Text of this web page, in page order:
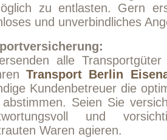
Planung ihres Transports
Sie bares Geld wert sein. Dies
einen anderen Kunden zu
für die Rückfahrt nutzt.
wir natürlich an Sie weiter.
lassen sich unter
dass sich zwei Kunden die
sich so die Kosten deutlich
bei ihren Transport Berlin
nach dieser Möglichkeit.